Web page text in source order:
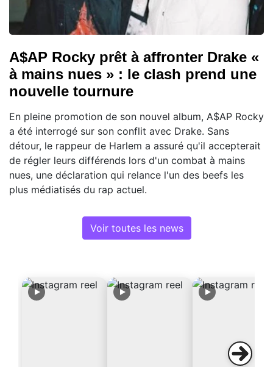
A$AP Rocky prêt à affronter Drake «
à mains nues » : le clash prend une
nouvelle tournure
En pleine promotion de son nouvel album, A$AP Rocky
a été interrogé sur son conflit avec Drake. Sans
détour, le rappeur de Harlem a assuré qu'il accepterait
de régler leurs différends lors d'un combat à mains
nues, une déclaration qui relance l'un des beefs les
plus médiatisés du rap actuel.
Voir toutes les news